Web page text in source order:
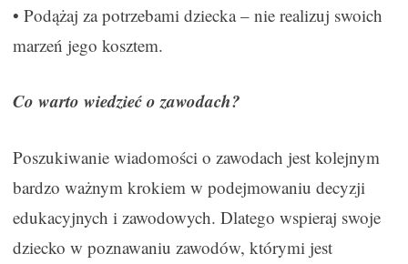
• Podążaj za potrzebami dziecka – nie realizuj swoich
marzeń jego kosztem.
Co warto wiedzieć o zawodach?
Poszukiwanie wiadomości o zawodach jest kolejnym
bardzo ważnym krokiem w podejmowaniu decyzji
edukacyjnych i zawodowych. Dlatego wspieraj swoje
dziecko w poznawaniu zawodów, którymi jest